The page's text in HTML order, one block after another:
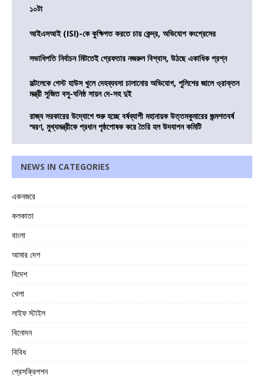
১০টা
আইএসআই (ISI)-কে কুক্ষিগত করতে চায় কেন্দ্র, অভিযোগ কংগ্রেসের
সভাধিপতি নির্বাচন মিটতেই গ্রেফতার নজরুল বিশ্বাস, উঠছে একাধিক প্রশ্ন
সল্টলেকে গেস্ট হাউস খুলে দেহব্যবসা চালানোর অভিযোগ, পুলিশের জালে ও্রাক্তন
মন্ত্রী সুজিত বসু-ঘনিষ্ঠ সায়ন দে-সহ দুই
রাজ্য সরকারের উদ্যোগে শুরু হচ্ছে বর্ষব্যাপী মহানায়ক উত্তমকুমারের জন্মশতবর্ষ
স্মরণ, মুখ্যমন্ত্রীকে প্রধান পৃষ্ঠপোষক করে তৈরি হল উদযাপন কমিটি
NEWS IN CATEGORIES
একনজরে
কলকাতা
বাংলা
আমার দেশ
বিদেশ
খেলা
লাইফ স্টাইল
বিনোদন
বিবিধ
প্রেসক্রিপশন